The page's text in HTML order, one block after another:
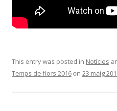
This entry was posted in Notícies
Temps de flors 2016 on 23 maig